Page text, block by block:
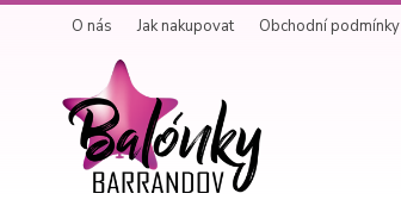
O nás Jak nakupovat Obchodní podmínky